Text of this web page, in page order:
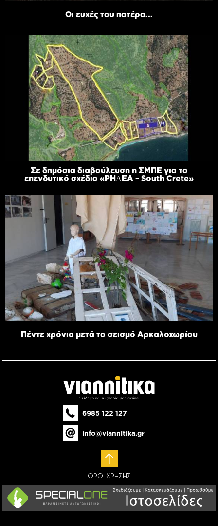
Οι ευχές του πατέρα...
Σε δημόσια διαβούλευση η ΣΜΠΕ για το
επενδυτικό σχέδιο «PHĀEA – South Crete»
Πέντε χρόνια μετά το σεισμό Αρκαλοχωρίου
6985 122 127
info@viannitika.gr
ΟΡΟΙ ΧΡΗΣΗΣ